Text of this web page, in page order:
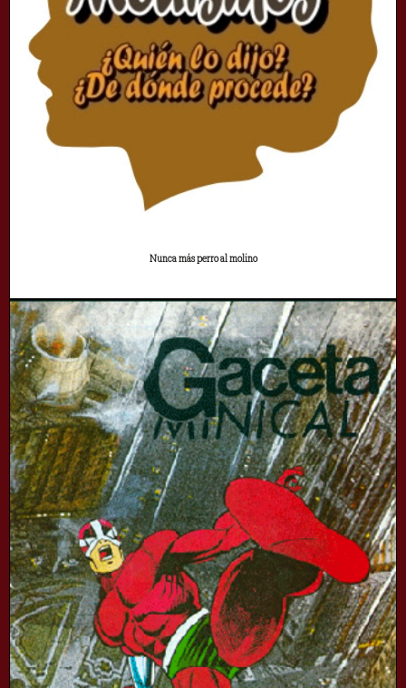
Nunca más perro al molino